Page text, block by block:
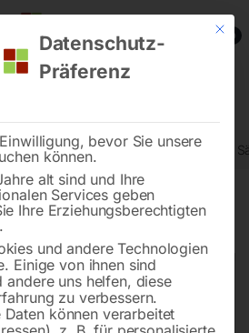
0
Metallbandsägen - Zubehör Hartmetall
Mit
Datenschutz-
Präferenz
bevor Sie unsere
können.
alt sind und Ihre
Services geben
Ihre Erziehungsberechtigten
und andere Technologien
Einige von ihnen sind
andere uns helfen, diese
zu verbessern.
Daten können verarbeitet